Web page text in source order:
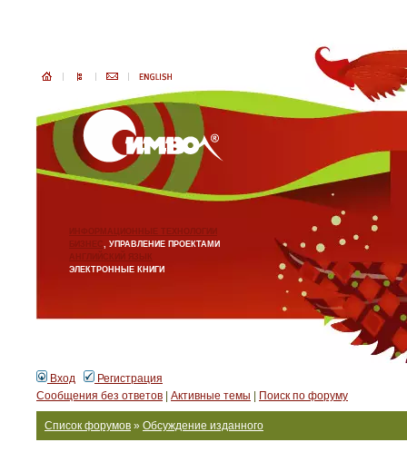
ИНФОРМАЦИОННЫЕ ТЕХНОЛОГИИ
БИЗНЕС, УПРАВЛЕНИЕ ПРОЕКТАМИ
АНГЛИЙСКИЙ ЯЗЫК
ЭЛЕКТРОННЫЕ КНИГИ
Вход
Регистрация
Сообщения без ответов
Активные темы Поиск по форуму
Список форумов » Обсуждение изданного